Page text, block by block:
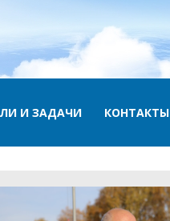
И ЗАДАЧИ КОНТАКТЫ